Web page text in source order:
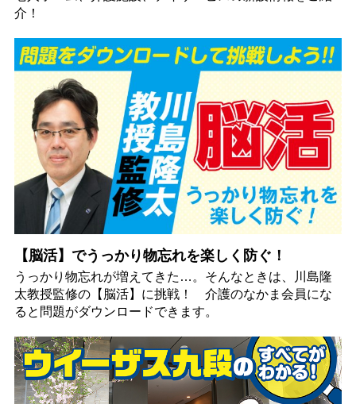
介！
【脳活】でうっかり物忘れを楽しく防ぐ！
うっかり物忘れが増えてきた…。そんなときは、川島隆
太教授監修の【脳活】に挑戦！ 介護のなかま会員にな
ると問題がダウンロードできます。